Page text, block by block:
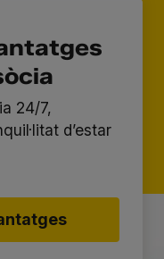
24/7,
d’estar